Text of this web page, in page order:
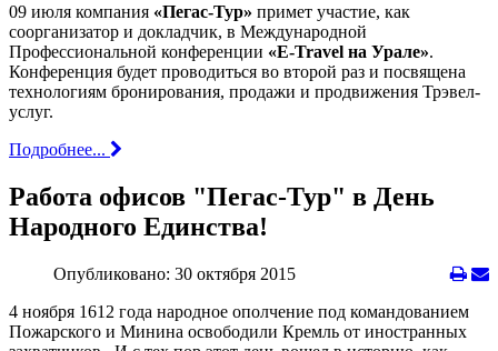
09 июля компания «Пегас-Тур» примет участие, как
соорганизатор и докладчик, в Международной
Профессиональной конференции «E-Travel на Урале».
Конференция будет проводиться во второй раз и посвящена
технологиям бронирования, продажи и продвижения Трэвел-
услуг.
Подробнее...
Работа офисов "Пегас-Тур" в День
Народного Единства!
Опубликовано: 30 октября 2015
4 ноября 1612 года народное ополчение под командованием
Пожарского и Минина освободили Кремль от иностранных